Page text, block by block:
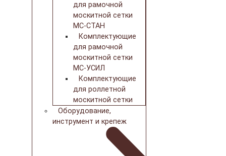
для рамочной
москитной сетки
МС-СТАН
Комплектующие
для рамочной
москитной сетки
МС-УСИЛ
Комплектующие
для роллетной
москитной сетки
Оборудование,
инструмент и крепеж